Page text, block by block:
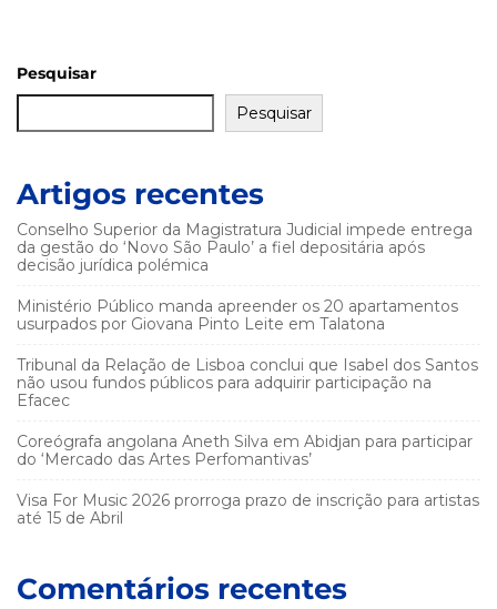
Pesquisar
Pesquisar
Artigos recentes
Conselho Superior da Magistratura Judicial impede entrega
da gestão do ‘Novo São Paulo’ a fiel depositária após
decisão jurídica polémica
Ministério Público manda apreender os 20 apartamentos
usurpados por Giovana Pinto Leite em Talatona
Tribunal da Relação de Lisboa conclui que Isabel dos Santos
não usou fundos públicos para adquirir participação na
Efacec
Coreógrafa angolana Aneth Silva em Abidjan para participar
do ‘Mercado das Artes Perfomantivas’
Visa For Music 2026 prorroga prazo de inscrição para artistas
até 15 de Abril
Comentários recentes